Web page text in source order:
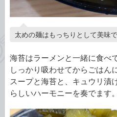
太めの麺はもっちりとして美味で
海苔はラーメンと一緒に食べ
しっかり吸わせてからごはん
スープと海苔と、キュウリ漬
らしいハーモニーを奏でます。